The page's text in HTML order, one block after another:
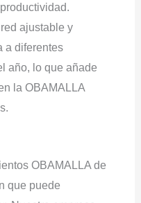
ajustable y
a diferentes
año, lo que añade
la OBAMALLA
OBAMALLA de
que puede